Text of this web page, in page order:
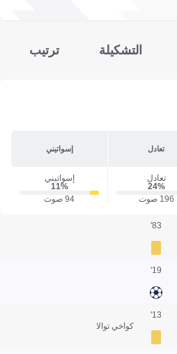
التشكيلة ترتيب
تعادل إسواتيني
تعادل
24‎%‎
196 صوت
إسواتيني
11‎%‎
94 صوت
83'
19'
كواخي توالا
13'